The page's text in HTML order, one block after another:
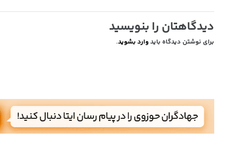
دیدگاهتان را بنویسید
برای نوشتن دیدگاه باید وارد بشوید.